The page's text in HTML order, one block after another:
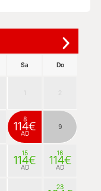
Sa Do
1 2
8
114€
AD
9
15
114€
AD
16
114€
AD
23